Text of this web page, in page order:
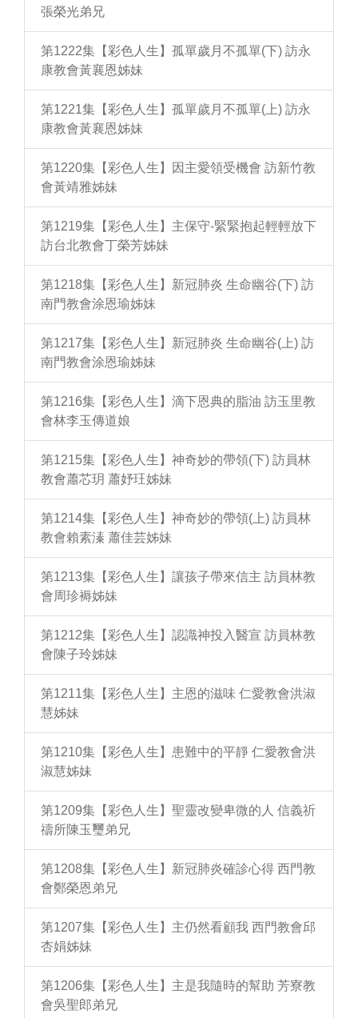
張榮光弟兄
第1222集【彩色人生】孤單歲月不孤單(下) 訪永
康教會黃襄恩姊妹
第1221集【彩色人生】孤單歲月不孤單(上) 訪永
康教會黃襄恩姊妹
第1220集【彩色人生】因主愛領受機會 訪新竹教
會黃靖雅姊妹
第1219集【彩色人生】主保守-緊緊抱起輕輕放下
訪台北教會丁榮芳姊妹
第1218集【彩色人生】新冠肺炎 生命幽谷(下) 訪
南門教會涂恩瑜姊妹
第1217集【彩色人生】新冠肺炎 生命幽谷(上) 訪
南門教會涂恩瑜姊妹
第1216集【彩色人生】滴下恩典的脂油 訪玉里教
會林李玉傳道娘
第1215集【彩色人生】神奇妙的帶領(下) 訪員林
教會蕭芯玥 蕭妤玨姊妹
第1214集【彩色人生】神奇妙的帶領(上) 訪員林
教會賴素溱 蕭佳芸姊妹
第1213集【彩色人生】讓孩子帶來信主 訪員林教
會周珍褥姊妹
第1212集【彩色人生】認識神投入醫宣 訪員林教
會陳子玲姊妹
第1211集【彩色人生】主恩的滋味 仁愛教會洪淑
慧姊妹
第1210集【彩色人生】患難中的平靜 仁愛教會洪
淑慧姊妹
第1209集【彩色人生】聖靈改變卑微的人 信義祈
禱所陳玉璽弟兄
第1208集【彩色人生】新冠肺炎確診心得 西門教
會鄭榮恩弟兄
第1207集【彩色人生】主仍然看顧我 西門教會邱
杏娟姊妹
第1206集【彩色人生】主是我隨時的幫助 芳寮教
會吳聖郎弟兄